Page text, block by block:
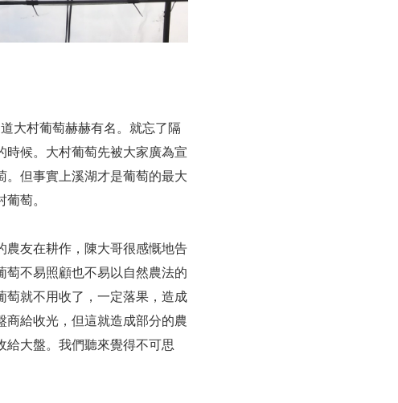
大村葡萄赫赫有名。就忘了隔
時候。大村葡萄先被大家廣為宣
。但事實上溪湖才是葡萄的最大
萄。
農友在耕作，陳大哥很感慨地告
萄不易照顧也不易以自然農法的
萄就不用收了，一定落果，造成
商給收光，但這就造成部分的農
給大盤。我們聽來覺得不可思